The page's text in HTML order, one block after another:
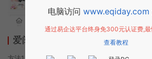
爱阅读小说小程序使用方法
电脑访问 www.eqiday.com
通过易企达平台终身免300元认证费,
查看教程